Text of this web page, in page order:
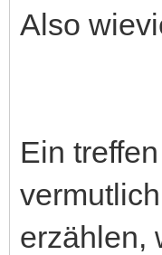
Also
Ein
erzählen,